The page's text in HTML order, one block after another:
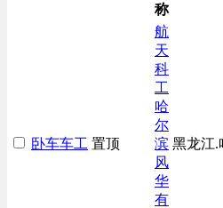
互联网/电子商务/游戏类
通信/移动互联网/手机类
技工/维修类
称
卧车车工 置顶
航
天
科
工
哈
尔
滨
风
华
有
黑龙江.